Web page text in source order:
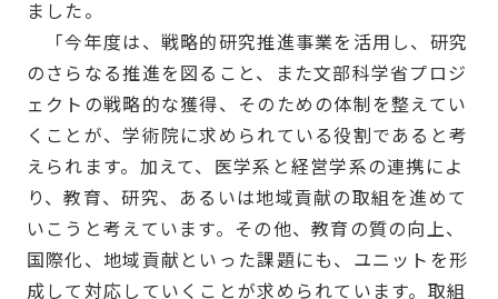
ました。
「今年度は、戦略的研究推進事業を活用し、研究
のさらなる推進を図ること、また文部科学省プロジ
ェクトの戦略的な獲得、そのための体制を整えてい
くことが、学術院に求められている役割であると考
えられます。加えて、医学系と経営学系の連携によ
り、教育、研究、あるいは地域貢献の取組を進めて
いこうと考えています。その他、教育の質の向上、
国際化、地域貢献といった課題にも、ユニットを形
成して対応していくことが求められています。取組